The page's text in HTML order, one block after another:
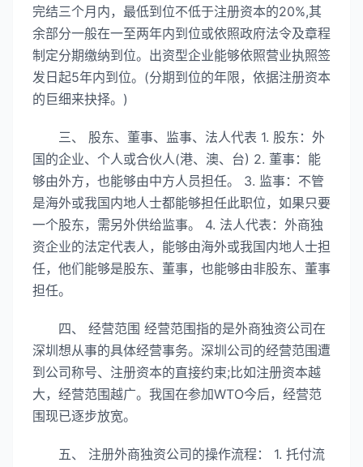
完结三个月内，最低到位不低于注册资本的20%,其
余部分一般在一至两年内到位或依照政府法令及章程
制定分期缴纳到位。出资型企业能够依照营业执照签
发日起5年内到位。(分期到位的年限，依据注册资本
的巨细来抉择。)
三、 股东、董事、监事、法人代表 1. 股东：外
国的企业、个人或合伙人(港、澳、台) 2. 董事：能
够由外方，也能够由中方人员担任。 3. 监事：不管
是海外或我国内地人士都能够担任此职位，如果只要
一个股东，需另外供给监事。 4. 法人代表：外商独
资企业的法定代表人，能够由海外或我国内地人士担
任，他们能够是股东、董事，也能够由非股东、董事
担任。
四、 经营范围 经营范围指的是外商独资公司在
深圳想从事的具体经营事务。深圳公司的经营范围遭
到公司称号、注册资本的直接约束;比如注册资本越
大，经营范围越广。我国在参加WTO今后，经营范
围现已逐步放宽。
五、 注册外商独资公司的操作流程： 1. 托付流